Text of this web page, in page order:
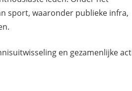
sport, waaronder publieke infra,
en gezamenlijke